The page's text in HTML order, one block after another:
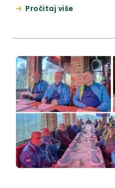
u 2024. godini za
Pročitaj više